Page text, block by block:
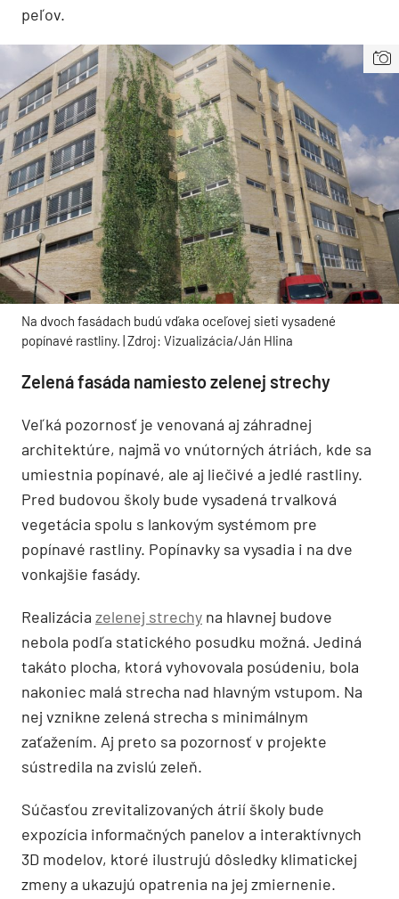
peľov.
Na dvoch fasádach budú vďaka oceľovej sieti vysadené
popínavé rastliny. | Zdroj: Vizualizácia/Ján Hlina
Zelená fasáda namiesto zelenej strechy
Veľká pozornosť je venovaná aj záhradnej
architektúre, najmä vo vnútorných átriách, kde sa
umiestnia popínavé, ale aj liečivé a jedlé rastliny.
Pred budovou školy bude vysadená trvalková
vegetácia spolu s lankovým systémom pre
popínavé rastliny. Popínavky sa vysadia i na dve
vonkajšie fasády.
Realizácia zelenej strechy na hlavnej budove
nebola podľa statického posudku možná. Jediná
takáto plocha, ktorá vyhovovala posúdeniu, bola
nakoniec malá strecha nad hlavným vstupom. Na
nej vznikne zelená strecha s minimálnym
zaťažením. Aj preto sa pozornosť v projekte
sústredila na zvislú zeleň.
Súčasťou zrevitalizovaných átrií školy bude
expozícia informačných panelov a interaktívnych
3D modelov, ktoré ilustrujú dôsledky klimatickej
zmeny a ukazujú opatrenia na jej zmiernenie.